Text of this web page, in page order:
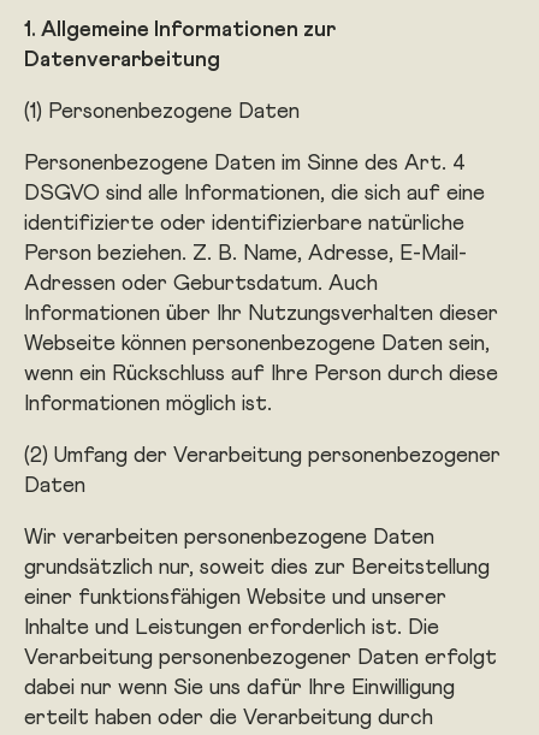
1. Allgemeine Informationen zur
Datenverarbeitung
(1) Personenbezogene Daten
Personenbezogene Daten im Sinne des Art. 4
DSGVO sind alle Informationen, die sich auf eine
identifizierte oder identifizierbare natürliche
Person beziehen. Z. B. Name, Adresse, E-Mail-
Adressen oder Geburtsdatum. Auch
Informationen über Ihr Nutzungsverhalten dieser
Webseite können personenbezogene Daten sein,
wenn ein Rückschluss auf Ihre Person durch diese
Informationen möglich ist.
(2) Umfang der Verarbeitung personenbezogener
Daten
Wir verarbeiten personenbezogene Daten
grundsätzlich nur, soweit dies zur Bereitstellung
einer funktionsfähigen Website und unserer
Inhalte und Leistungen erforderlich ist. Die
Verarbeitung personenbezogener Daten erfolgt
dabei nur wenn Sie uns dafür Ihre Einwilligung
erteilt haben oder die Verarbeitung durch